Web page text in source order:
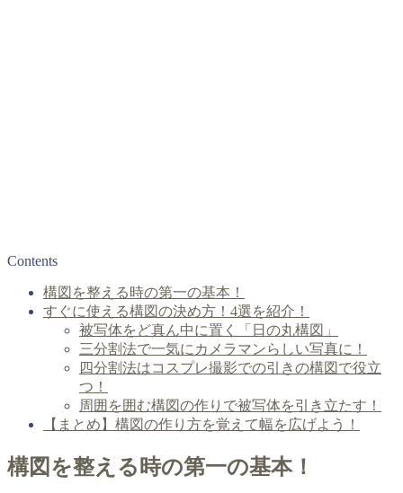
Contents
構図を整える時の第一の基本！
すぐに使える構図の決め方！4選を紹介！
被写体をど真ん中に置く「日の丸構図」
三分割法で一気にカメラマンらしい写真に！
四分割法はコスプレ撮影での引きの構図で役立
つ！
周囲を囲む構図の作りで被写体を引き立たす！
【まとめ】構図の作り方を覚えて幅を広げよう！
構図を整える時の第一の基本！